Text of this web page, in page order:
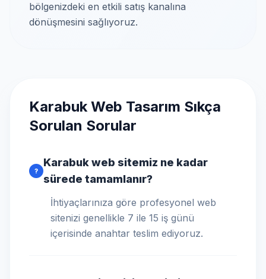
bölgenizdeki en etkili satış kanalına
dönüşmesini sağlıyoruz.
Karabuk Web Tasarım Sıkça
Sorulan Sorular
?
Karabuk web sitemiz ne kadar
sürede tamamlanır?
İhtiyaçlarınıza göre profesyonel web
sitenizi genellikle 7 ile 15 iş günü
içerisinde anahtar teslim ediyoruz.